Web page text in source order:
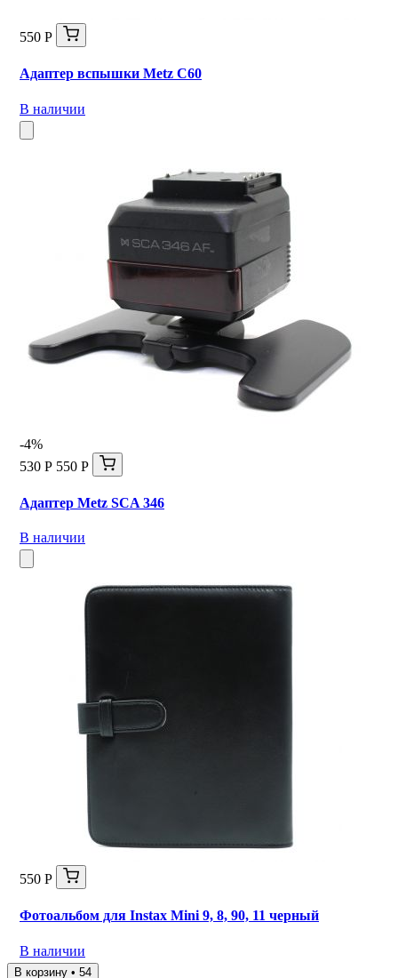
550 Р
Адаптер вспышки Metz C60
В наличии
-4%
530 Р 550 Р
Адаптер Metz SCA 346
В наличии
550 Р
Фотоальбом для Instax Mini 9, 8, 90, 11 черный
В наличии
В корзину • 54